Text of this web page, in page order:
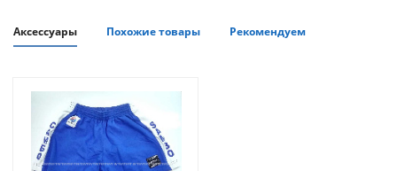
Аксессуары Похожие товары Рекомендуем